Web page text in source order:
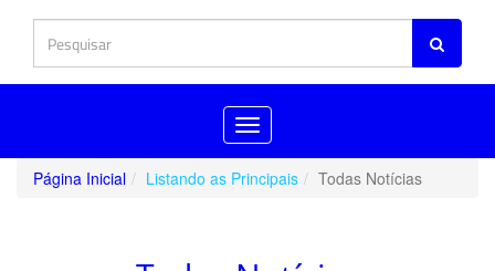
Toggle
navigation
Página Inicial
Listando as Principais Todas Notícias